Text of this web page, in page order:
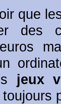
que
des
jeux